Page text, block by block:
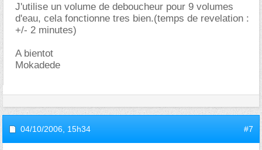
J'utilise un volume de deboucheur pour 9 volumes
d'eau, cela fonctionne tres bien.(temps de revelation :
+/- 2 minutes)
A bientot
Mokadede
04/10/2006, 15h34 #7